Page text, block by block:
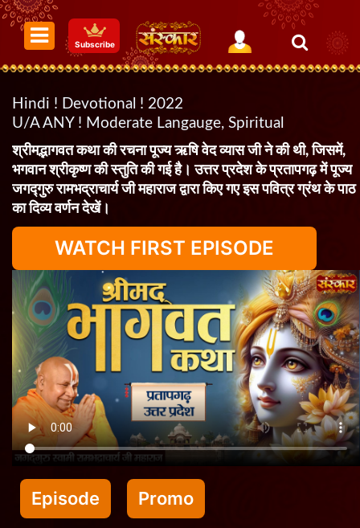
Subscribe
Hindi ! Devotional ! 2022
U/A ANY ! Moderate Langauge, Spiritual
श्रीमद्भागवत कथा की रचना पूज्य ऋषि वेद व्यास जी ने की थी, जिसमें,
भगवान श्रीकृष्ण की स्तुति की गई है। उत्तर प्रदेश के प्रतापगढ़ में पूज्य
जगद्गुरु रामभद्राचार्य जी महाराज द्वारा किए गए इस पवित्र ग्रंथ के पाठ
का दिव्य वर्णन देखें।
WATCH FIRST EPISODE
Episode Promo